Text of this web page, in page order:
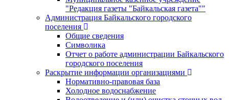
"Редакция газеты "Байкальская газета""
Администрация Байкальского городского
поселения
Общие сведения
Символика
Отчет о работе администрации Байкальского
городского поселения
Раскрытие информации организациями
Нормативно-правовая база
Холодное водоснабжение